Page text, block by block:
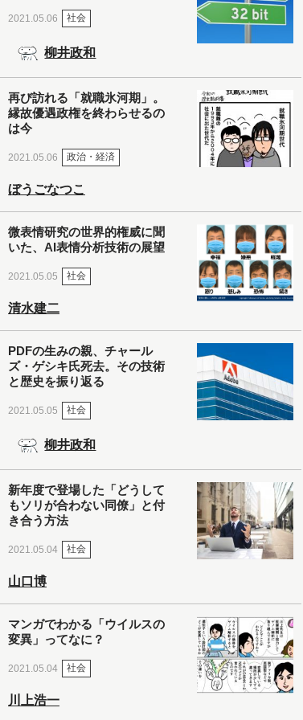
2021.05.06 社会
柳井政和
再び訪れる「就職氷河期」。
縁故優遇政権を終わらせるの
は今
2021.05.06 政治・経済
ぼうごなつこ
微表情研究の世界的権威に聞
いた、AI表情分析技術の展望
2021.05.05 社会
清水建二
PDFの生みの親、チャール
ズ・ゲシキ氏死去。その技術
と歴史を振り返る
2021.05.05 社会
柳井政和
新年度で登場した「どうして
もソリが合わない同僚」と付
き合う方法
2021.05.04 社会
山口博
マンガでわかる「ウイルスの
変異」ってなに？
2021.05.04 社会
川上浩一